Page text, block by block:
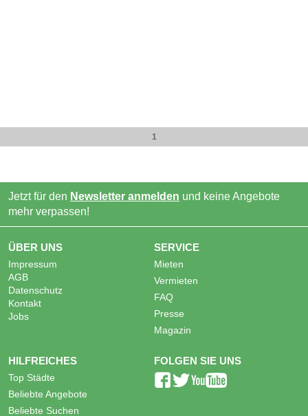
1
Jetzt für den Newsletter anmelden und keine Angebote
mehr verpassen!
ÜBER UNS
Impressum
AGB
Datenschutz
Kontakt
Jobs
SERVICE
Mieten
Vermieten
FAQ
Presse
Magazin
HILFREICHES
Top Städte
Beliebte Angebote
Beliebte Suchen
FOLGEN SIE UNS